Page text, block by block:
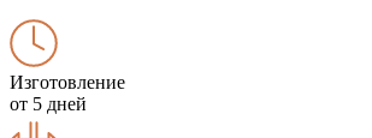
Изготовление
от 5 дней